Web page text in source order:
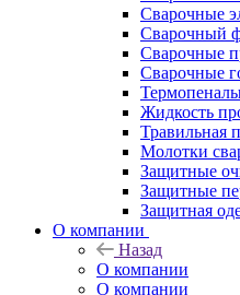
Сварочные
Сварочный
Сварочные
Сварочные
Жидкость
Травильная
Молотки
Защитные
Защитные
Защитная
О компании
Назад
О компании
О компании